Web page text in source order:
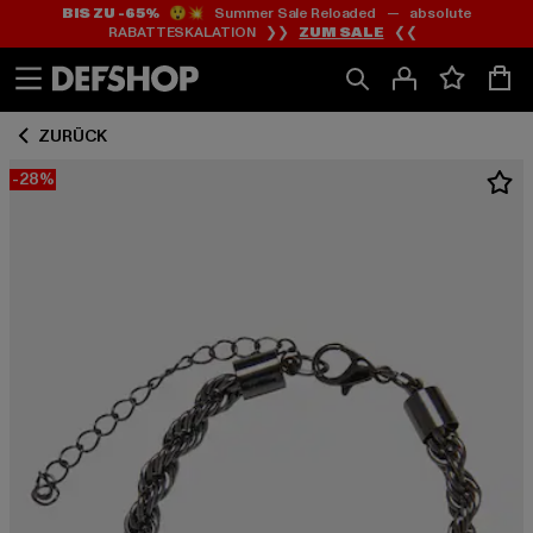
Zum
Inhalt
springen
Zum
Fußzeile
springen
BIS ZU -65%😲💥 Summer Sale Reloaded — absolute
RABATTESKALATION ❯❯ ZUM SALE ❮❮
ZURÜCK
-28%